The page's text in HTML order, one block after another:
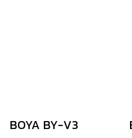
BOYA BY-V3